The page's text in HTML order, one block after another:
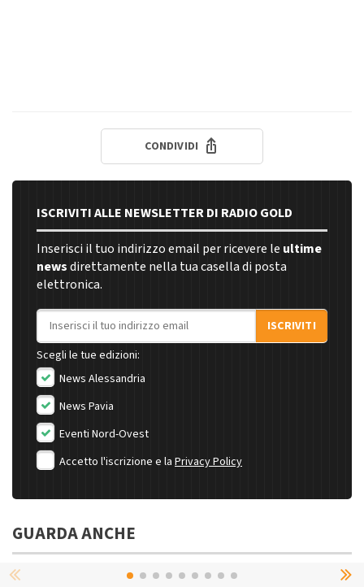
CONDIVIDI
ISCRIVITI ALLE NEWSLETTER DI RADIO GOLD
Inserisci il tuo indirizzo email per ricevere le ultime
newsdirettamente nella tua casella di posta
elettronica.
Indirizzo email
ISCRIVITI
Scegli le tue edizioni:
News Alessandria
News Pavia
Eventi Nord-Ovest
Accetto l'iscrizione e la Privacy Policy
GUARDA ANCHE